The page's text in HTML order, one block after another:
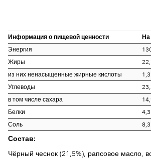
Информация о пищевой ценности На
Энергия
Жиры
из них ненасыщенные жирные кислоты
Углеводы
в том числе сахара
Белки
Соль
Состав:
Чёрный чеснок (21,5%), рапсовое масло,